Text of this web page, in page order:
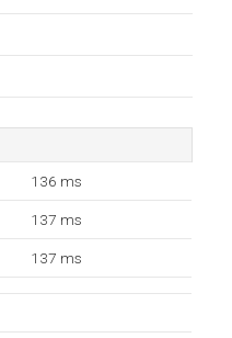
136 ms
137 ms
137 ms